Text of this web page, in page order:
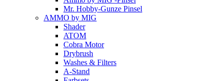
Mr. Hobby-Gunze Pinsel
AMMO by MIG
Shader
ATOM
Cobra Motor
Drybrush
Washes & Filters
A-Stand